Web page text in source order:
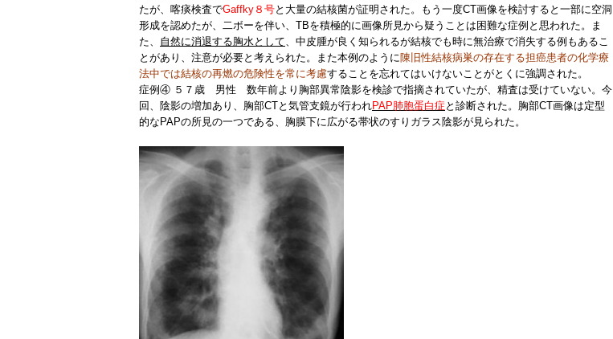
たが、喀痰検査でGaffky８号と大量の結核菌が証明された。もう一度CT画像を検討すると一部に空洞
形成を認めたが、二ボーを伴い、TBを積極的に画像所見から疑うことは困難な症例と思われた。ま
た、 自然に消退する胸水として、中皮腫が良く知られるが結核でも時に無治療で消失する例もあるこ
とがあり、注意が必要と考えられた。また本例のように陳旧性結核病巣の存在する担癌患者の化学療
法中では結核の再燃の危険性を常に考慮することを忘れてはいけないことがとくに強調された。
症例④ ５７歳 男性 数年前より胸部異常陰影を検診で指摘されていたが、精査は受けていない。今
回、陰影の増加あり、胸部CTと気管支鏡が行われPAP肺胞蛋白症 と診断された。胸部CT画像は定型
的なPAPの所見の一つである、胸膜下に広がる帯状のすりガラス陰影が見られた。